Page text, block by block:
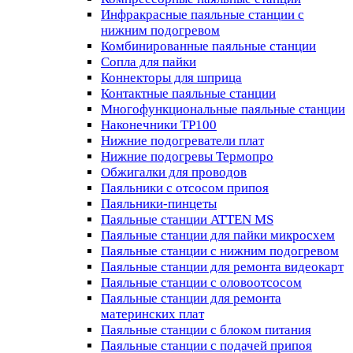
Инфракрасные паяльные станции с
нижним подогревом
Комбинированные паяльные станции
Сопла для пайки
Коннекторы для шприца
Контактные паяльные станции
Многофункциональные паяльные станции
Наконечники TP100
Нижние подогреватели плат
Нижние подогревы Термопро
Обжигалки для проводов
Паяльники с отсосом припоя
Паяльники-пинцеты
Паяльные станции ATTEN MS
Паяльные станции для пайки микросхем
Паяльные станции с нижним подогревом
Паяльные станции для ремонта видеокарт
Паяльные станции с оловоотсосом
Паяльные станции для ремонта
материнских плат
Паяльные станции с блоком питания
Паяльные станции с подачей припоя